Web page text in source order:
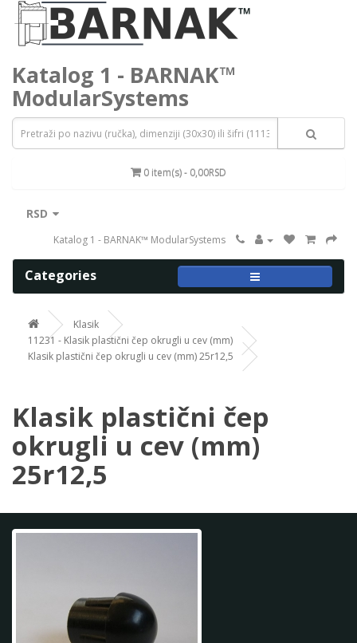
Katalog 1 - BARNAK™
ModularSystems
0 item(s) - 0,00RSD
RSD
Katalog 1 - BARNAK™ ModularSystems
Categories
Klasik
11231 - Klasik plastični čep okrugli u cev (mm)
Klasik plastični čep okrugli u cev (mm) 25r12,5
Klasik plastični čep
okrugli u cev (mm)
25r12,5